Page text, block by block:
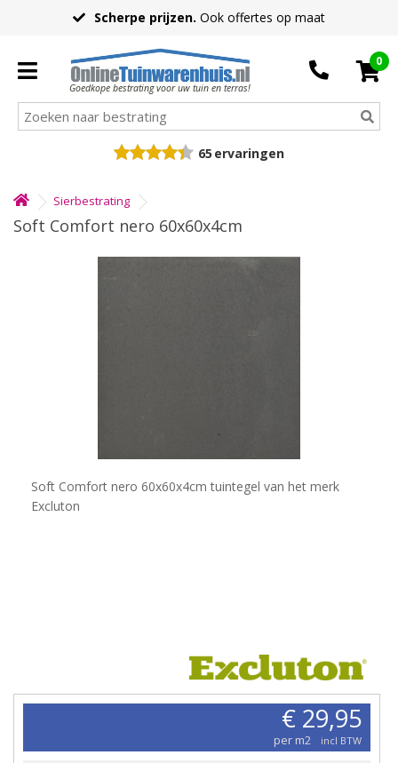
Scherpe prijzen. Ook offertes op maat
Goedkope bestrating voor uw tuin en terras!
0
65 ervaringen
Sierbestrating
Soft Comfort nero 60x60x4cm
Soft Comfort nero 60x60x4cm tuintegel van het merk
Excluton
€ 29,95
per m2 incl BTW